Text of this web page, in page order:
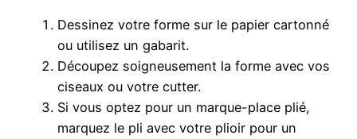
Dessinez votre forme sur le papier cartonné
ou utilisez un gabarit.
Découpez soigneusement la forme avec vos
ciseaux ou votre cutter.
Si vous optez pour un marque-place plié,
marquez le pli avec votre plioir pour un